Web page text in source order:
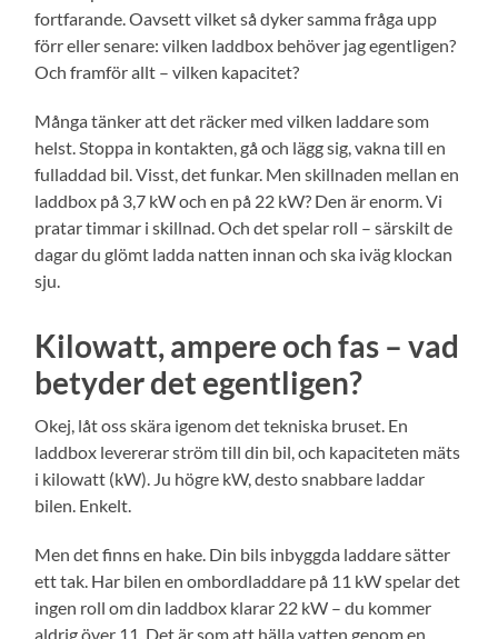
fortfarande. Oavsett vilket så dyker samma fråga upp
förr eller senare: vilken laddbox behöver jag egentligen?
Och framför allt – vilken kapacitet?
Många tänker att det räcker med vilken laddare som
helst. Stoppa in kontakten, gå och lägg sig, vakna till en
fulladdad bil. Visst, det funkar. Men skillnaden mellan en
laddbox på 3,7 kW och en på 22 kW? Den är enorm. Vi
pratar timmar i skillnad. Och det spelar roll – särskilt de
dagar du glömt ladda natten innan och ska iväg klockan
sju.
Kilowatt, ampere och fas – vad
betyder det egentligen?
Okej, låt oss skära igenom det tekniska bruset. En
laddbox levererar ström till din bil, och kapaciteten mäts
i kilowatt (kW). Ju högre kW, desto snabbare laddar
bilen. Enkelt.
Men det finns en hake. Din bils inbyggda laddare sätter
ett tak. Har bilen en ombordladdare på 11 kW spelar det
ingen roll om din laddbox klarar 22 kW – du kommer
aldrig över 11. Det är som att hälla vatten genom en